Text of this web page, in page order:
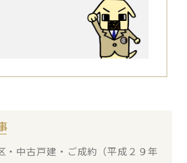
・中古戸建・ご成約（平成２９年